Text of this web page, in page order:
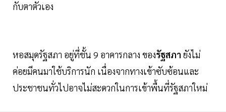
กับตาตัวเอง
หอสมุดรัฐสภา อยู่ที่ชั้น 9 อาคารกลาง ของรัฐสภา ยังไม่
ค่อยมีคนมาใช้บริการนัก เนื่องจากทางเข้าซับซ้อนและ
ประชาชนทั่วไปอาจไม่สะดวกในการเข้าพื้นที่รัฐสภาใหม่